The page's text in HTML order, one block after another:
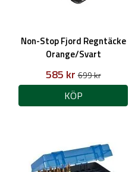
Non-Stop Fjord Regntäcke
Orange/Svart
585 kr699 kr
KÖP